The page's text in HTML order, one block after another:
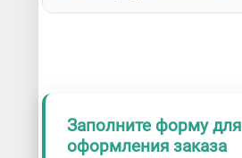
Заполните форму для
оформления заказа